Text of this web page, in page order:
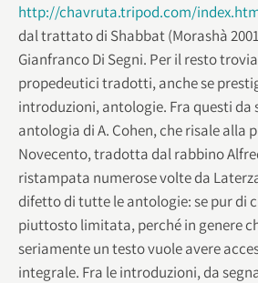
http://chavruta.tripod.com/
dal trattato di Shabbat (Morashà
Gianfranco Di Segni. Per il resto
propedeutici tradotti, anche se
introduzioni, antologie. Fra questi da
antologia di A. Cohen, che risale alla
Novecento, tradotta dal rabbino
ristampata numerose volte da
difetto di tutte le antologie: se pur di
piuttosto limitata, perché in genere
seriamente un testo vuole avere
integrale. Fra le introduzioni, da